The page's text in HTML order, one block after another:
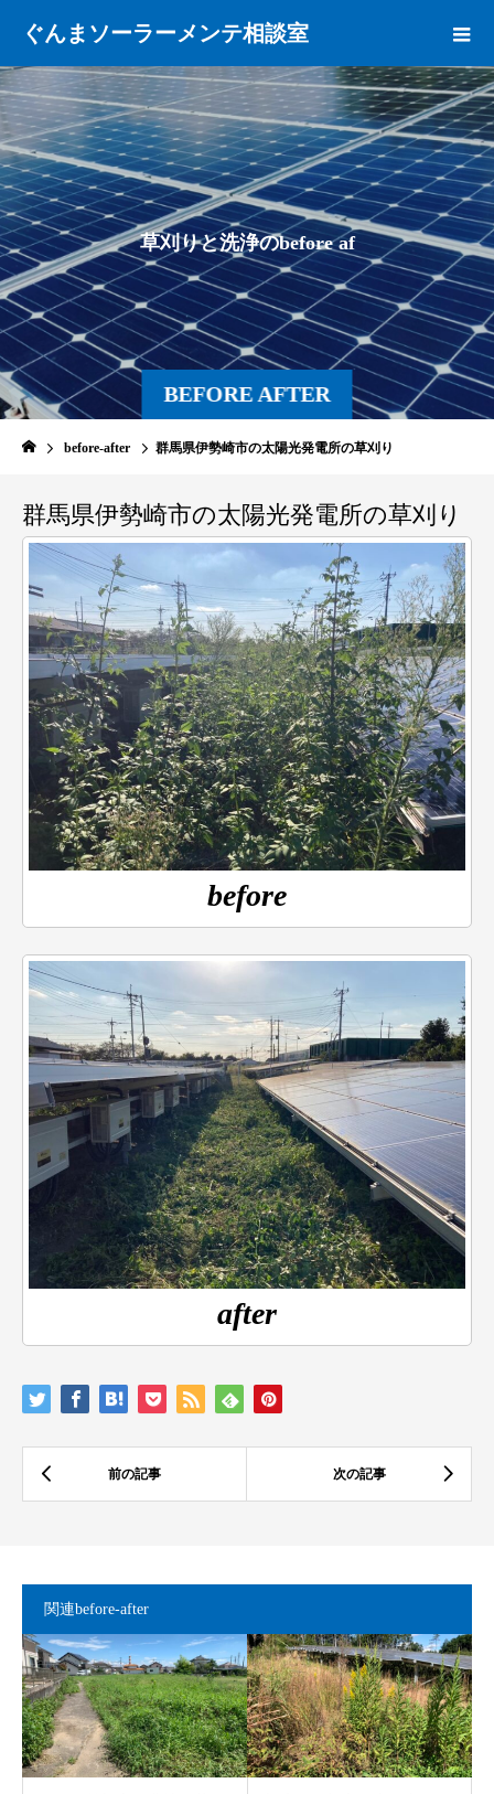
ぐんまソーラーメンテ相談室
BEFORE AFTER
草刈りと洗浄のbefore after で
before-after 群馬県伊勢崎市の太陽光発電所の草刈り
群馬県伊勢崎市の太陽光発電所の草刈り
before
after
関連before-after